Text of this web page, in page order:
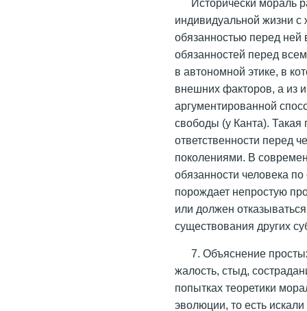
Исторически мораль
индивидуальной жизни с
обязанностью перед ней
обязанностей перед
в автономной этике, в
внешних факторов, а из
аргументированной
свободы (у Канта).
ответственности перед
поколениями. В
обязанности человека
порождает непростую
или должен
существования других
7. Объяснение
жалость, стыд,
попытках теоретики
эволюции, то есть